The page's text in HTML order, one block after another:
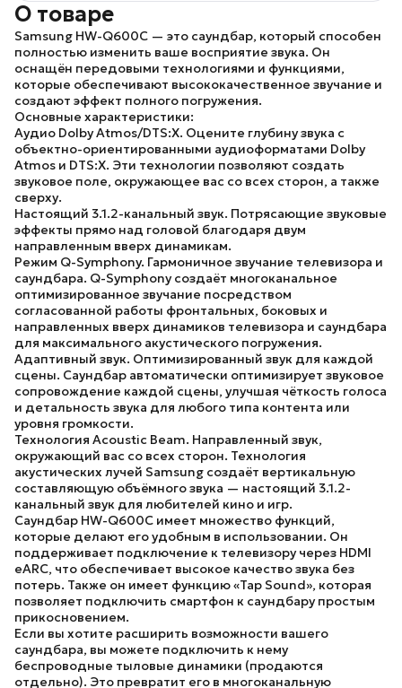
О товаре
Samsung HW-Q600C — это саундбар, который способен
полностью изменить ваше восприятие звука. Он
оснащён передовыми технологиями и функциями,
которые обеспечивают высококачественное звучание и
создают эффект полного погружения.
Основные характеристики:
Аудио Dolby Atmos/DTS:X. Оцените глубину звука с
объектно-ориентированными аудиоформатами Dolby
Atmos и DTS:X. Эти технологии позволяют создать
звуковое поле, окружающее вас со всех сторон, а также
сверху.
Настоящий 3.1.2-канальный звук. Потрясающие звуковые
эффекты прямо над головой благодаря двум
направленным вверх динамикам.
Режим Q-Symphony. Гармоничное звучание телевизора и
саундбара. Q-Symphony создаёт многоканальное
оптимизированное звучание посредством
согласованной работы фронтальных, боковых и
направленных вверх динамиков телевизора и саундбара
для максимального акустического погружения.
Адаптивный звук. Оптимизированный звук для каждой
сцены. Саундбар автоматически оптимизирует звуковое
сопровождение каждой сцены, улучшая чёткость голоса
и детальность звука для любого типа контента или
уровня громкости.
Технология Acoustic Beam. Направленный звук,
окружающий вас со всех сторон. Технология
акустических лучей Samsung создаёт вертикальную
составляющую объёмного звука — настоящий 3.1.2-
канальный звук для любителей кино и игр.
Саундбар HW-Q600C имеет множество функций,
которые делают его удобным в использовании. Он
поддерживает подключение к телевизору через HDMI
eARC, что обеспечивает высокое качество звука без
потерь. Также он имеет функцию «Tap Sound», которая
позволяет подключить смартфон к саундбару простым
прикосновением.
Если вы хотите расширить возможности вашего
саундбара, вы можете подключить к нему
беспроводные тыловые динамики (продаются
отдельно). Это превратит его в многоканальную